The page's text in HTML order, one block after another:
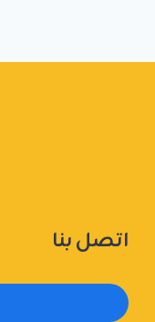
اتصل بنا